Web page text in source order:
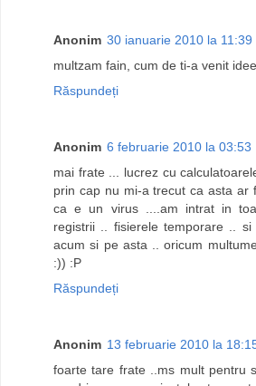
Anonim 30 ianuarie 2010 la 11:39
multzam fain, cum de ti-a venit
Răspundeți
Anonim 6 februarie 2010 la 03:53
mai frate ... lucrez cu
prin cap nu mi-a trecut ca asta ar
ca e un virus ....am intrat in
registrii .. fisierele temporare ..
acum si pe asta .. oricum
:)) :P
Răspundeți
Anonim 13 februarie 2010 la
foarte tare frate ..ms mult pentru